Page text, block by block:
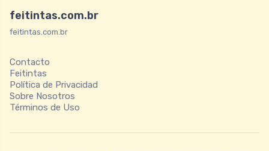
feitintas.com.br
feitintas.com.br
Contacto
Feitintas
Política de Privacidad
Sobre Nosotros
Términos de Uso